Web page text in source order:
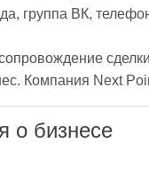
группа ВК,
Компания Next
о бизнесе